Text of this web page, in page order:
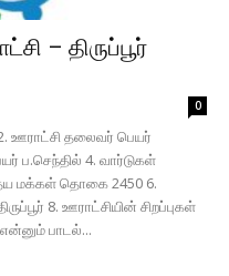
– திருப்பூர்
0
ஊராட்சி தலைவர் பெயர்
ப.செந்தில் 4. வார்டுகள்
மக்கள் தொகை 2450 6.
8. ஊராட்சியின் சிறப்புகள்
என்னும் பாடல்...